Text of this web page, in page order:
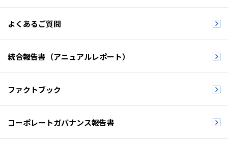
よくあるご質問
統合報告書 （アニュアルレポート）
ファクトブック
コーポレートガバナンス報告書